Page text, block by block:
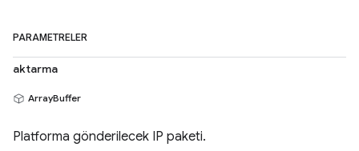
PARAMETRELER
aktarma
ArrayBuffer
Platforma gönderilecek IP paketi.